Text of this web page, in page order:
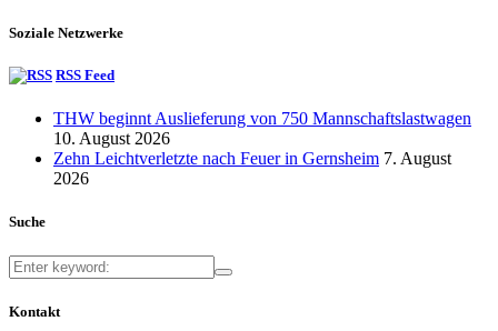
Soziale Netzwerke
RSS Feed
THW beginnt Auslieferung von 750 Mannschaftslastwagen
10. August 2026
Zehn Leichtverletzte nach Feuer in Gernsheim 7. August
2026
Suche
Kontakt